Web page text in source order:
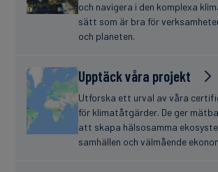
och navigera i den komplexa
sätt som är bra för
och planeten.
Upptäck våra projekt
Utforska ett urval av våra
för klimatåtgärder. De ger
att skapa hälsosamma
samhällen och välmående